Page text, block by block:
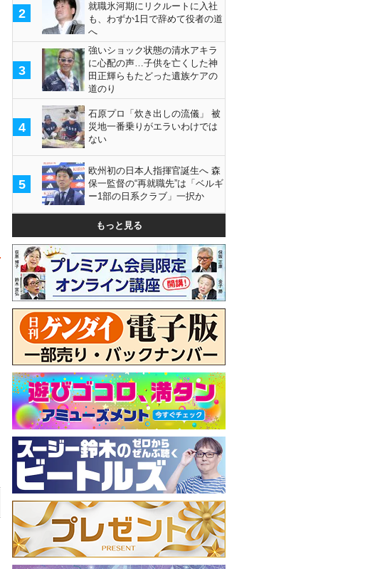
2
就職氷河期にリクルートに入社
も、わずか1日で辞めて役者の道
へ
3
強いショック状態の清水アキラ
に心配の声…子供を亡くした神
田正輝らもたどった遺族ケアの
道のり
4
石原プロ「炊き出しの流儀」 被
災地一番乗りがエラいわけでは
ない
5
欧州初の日本人指揮官誕生へ 森
保一監督の“再就職先”は「ベルギ
ー1部の日系クラブ」一択か
もっと見る